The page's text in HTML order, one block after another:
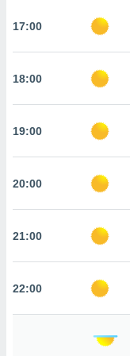
de
votre
en
des
au
web.
17:00
18:00
19:00
20:00
21:00
22:00